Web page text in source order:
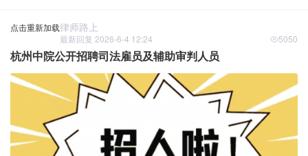
点击重新加载律师路上
最新回复 2026-6-4 12:24 5050
杭州中院公开招聘司法雇员及辅助审判人员